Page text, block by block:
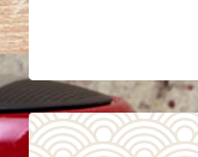
DETAILS